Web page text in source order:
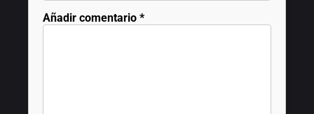
Añadir comentario *